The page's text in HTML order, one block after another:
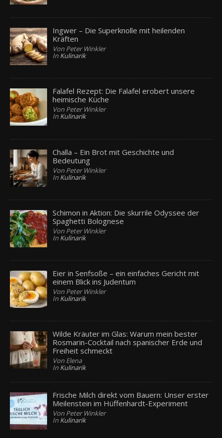
Ingwer – Die Superknolle mit heilenden
Kräften
Von Peter Winkler
In Kulinarik
Falafel Rezept: Die Falafel erobert unsere
heimische Küche
Von Peter Winkler
In Kulinarik
Challa – Ein Brot mit Geschichte und
Bedeutung
Von Peter Winkler
In Kulinarik
Schimon in Aktion: Die skurrile Odyssee der
Spaghetti Bolognese
Von Peter Winkler
In Kulinarik
Eier in Senfsoße – ein einfaches Gericht mit
einem Blick ins Judentum
Von Peter Winkler
In Kulinarik
Wilde Kräuter im Glas: Warum mein bester
Rosmarin-Cocktail nach spanischer Erde und
Freiheit schmeckt
Von Elena
In Kulinarik
Frische Milch direkt vom Bauern: Unser erster
Meilenstein im Hüffenhardt-Experiment
Von Peter Winkler
In Kulinarik